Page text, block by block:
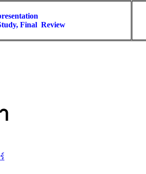
Final Review